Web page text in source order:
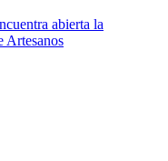
abierta la
Artesanos